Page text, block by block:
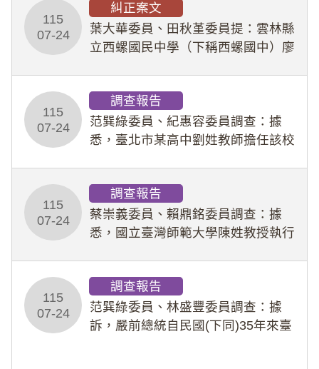
業把關與糾錯功能，不僅首份調查報
告漏未審酌師生不
115
07-24
糾正案文
葉大華委員、田秋堇委員提：雲林縣
立西螺國民中學（下稱西螺國中）廖
教羽球隊學生等行為，歷經該校校園
事件處理會議（下
115
07-24
調查報告
范巽綠委員、紀惠容委員調查：據
悉，臺北市某高中劉姓教師擔任該校
行拍攝特定樣態性影像並以手機傳送
劉師。該生因畏懼成
115
07-24
調查報告
蔡崇義委員、賴鼎銘委員調查：據
悉，國立臺灣師範大學陳姓教授執行
術倫理等情案調查報告。(115教調
31)
115
07-24
調查報告
范巽綠委員、林盛豐委員調查：據
訴，嚴前總統自民國(下同)35年來臺